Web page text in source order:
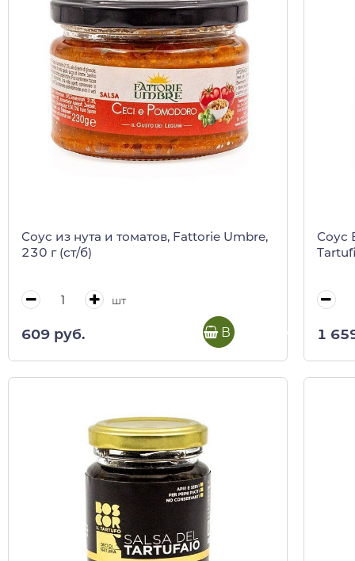
Соус из нута и томатов, Fattorie Umbre,
230 г (ст/б)
шт
609 руб. В корзину
Соус
1